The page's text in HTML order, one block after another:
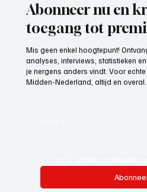
Abonneer nu en
toegang tot
Mis geen enkel hoogtepunt!
analyses, interviews, statistieken
je nergens anders vindt. Voor
Midden-Nederland, altijd en overal.